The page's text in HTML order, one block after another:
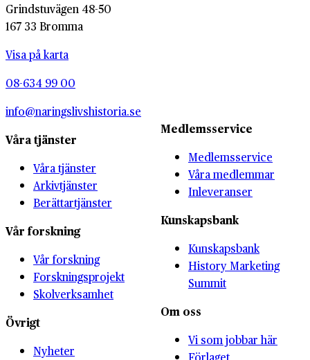
Grindstuvägen 48-50
167 33 Bromma
Visa på karta
08-634 99 00
info@naringslivshistoria.se
Våra tjänster
Våra tjänster
Arkivtjänster
Berättartjänster
Vår forskning
Vår forskning
Forskningsprojekt
Skolverksamhet
Övrigt
Nyheter
Medlemsservice
Medlemsservice
Våra medlemmar
Inleveranser
Kunskapsbank
Kunskapsbank
History Marketing
Summit
Om oss
Vi som jobbar här